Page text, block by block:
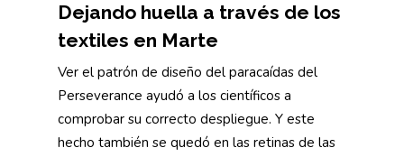
Dejando huella a través de los
textiles en Marte
Ver el patrón de diseño del paracaídas del
Perseverance ayudó a los científicos a
comprobar su correcto despliegue. Y este
hecho también se quedó en las retinas de las